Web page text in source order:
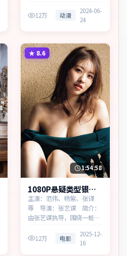
作品。在高度疏离的都市丛
林里，叙事围绕人物抉择与
的心结与和解。主演以细腻
表演撑起情感层次，兼顾观
赏性与现实意义。
12万 动漫
2024-06-
24
★ 8.6
1:54:58
1080P悬疑类型银翼
回响高清完整在线
主演：范伟、杨紫、张译
等 导演：张艺谋 简介：
由张艺谋执导，围绕一桩陈
作品。在边境小城与首都之
间，叙事围绕人物抉择与时
12万 电影
2025-12-
16